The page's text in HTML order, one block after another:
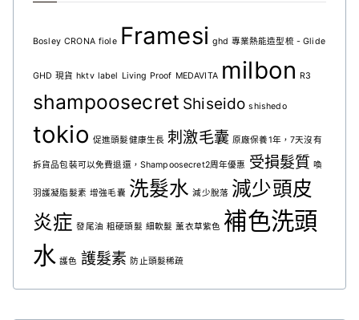
Bosley CRONA fiole Framesi ghd 專業熱能造型梳 - Glide
GHD 現貨 hktv label Living Proof MEDAVITA milbon R3
shampoosecret Shiseido shishedo
tokio 促進頭髮健康生長 刺激毛囊 原廠保養1年，7天沒有
拆貨品包裝可以免費退還，Shampoosecret2周年優惠 受損髮質 喚
羽護凝脂髮素 增強毛囊 洗髮水 減少脫落 減少頭皮
炎症 發尾油 粗硬頭髮 細軟髮 薰衣草紫色 補色洗頭
水 護色 護髮素 防止頭髮稀疏